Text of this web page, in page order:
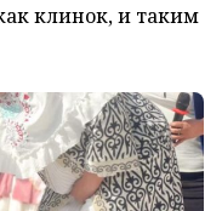
клинок, и таким